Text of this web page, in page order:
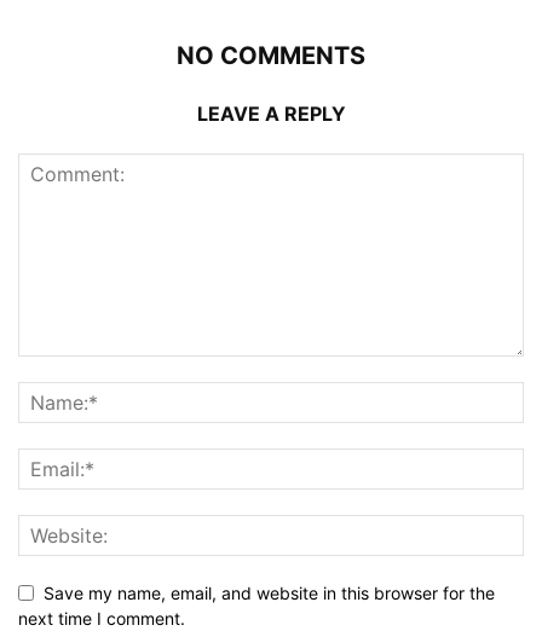
NO COMMENTS
LEAVE A REPLY
Save my name, email, and website in this browser for the
next time I comment.